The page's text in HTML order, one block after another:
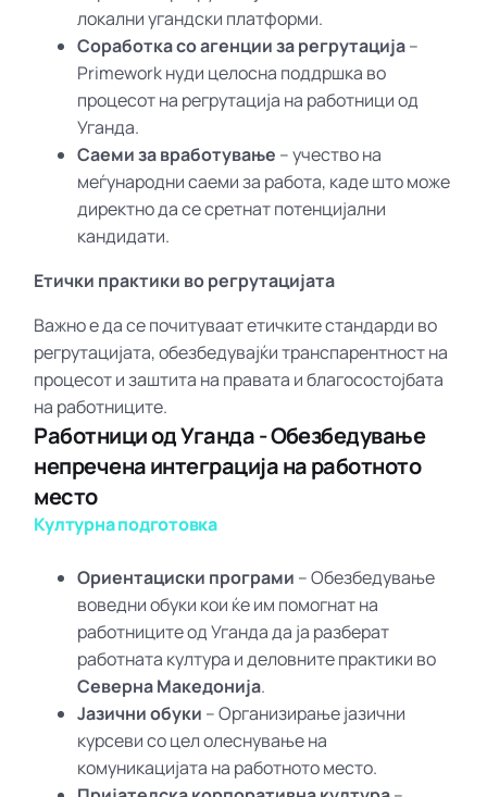
локални угандски платформи.
Соработка со агенции за регрутација–
Primework нуди целосна поддршка во
процесот на регрутација на работници од
Уганда.
Саеми за вработување – учество на
меѓународни саеми за работа, каде што може
директно да се сретнат потенцијални
кандидати.
Етички практики во регрутацијата
Важно е да се почитуваат етичките стандарди во
регрутацијата, обезбедувајќи транспарентност на
процесот и заштита на правата и благосостојбата
на работниците.
Работници од Уганда - Обезбедување
непречена интеграција на работното
место
Културна подготовка
Ориентациски програми – Обезбедување
воведни обуки кои ќе им помогнат на
работниците од Уганда да ја разберат
работната култура и деловните практики во
Северна Македонија.
Јазични обуки – Организирање јазични
курсеви со цел олеснување на
комуникацијата на работното место.